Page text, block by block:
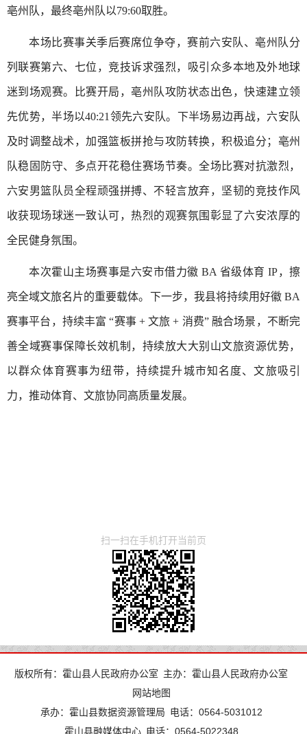
亳州队，最终亳州队以79:60取胜。
本场比赛事关季后赛席位争夺，赛前六安队、亳州队分
列联赛第六、七位，竞技诉求强烈，吸引众多本地及外地球
迷到场观赛。比赛开局，亳州队攻防状态出色，快速建立领
先优势，半场以40:21领先六安队。下半场易边再战，六安队
及时调整战术，加强篮板拼抢与攻防转换，积极追分；亳州
队稳固防守、多点开花稳住赛场节奏。全场比赛对抗激烈，
六安男篮队员全程顽强拼搏、不轻言放弃，坚韧的竞技作风
收获现场球迷一致认可，热烈的观赛氛围彰显了六安浓厚的
全民健身氛围。
本次霍山主场赛事是六安市借力徽 BA 省级体育 IP，擦
亮全域文旅名片的重要载体。下一步，我县将持续用好徽 BA
赛事平台，持续丰富 “赛事 + 文旅 + 消费” 融合场景，不断完
善全域赛事保障长效机制，持续放大大别山文旅资源优势，
以群众体育赛事为纽带，持续提升城市知名度、文旅吸引
力，推动体育、文旅协同高质量发展。
扫一扫在手机打开当前页
版权所有：霍山县人民政府办公室 主办：霍山县人民政府办公室
网站地图
承办：霍山县数据资源管理局 电话：0564-5031012
霍山县融媒体中心 电话：0564-5022348